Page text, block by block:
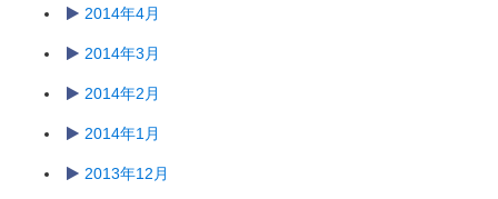
2014年4月
2014年3月
2014年2月
2014年1月
2013年12月